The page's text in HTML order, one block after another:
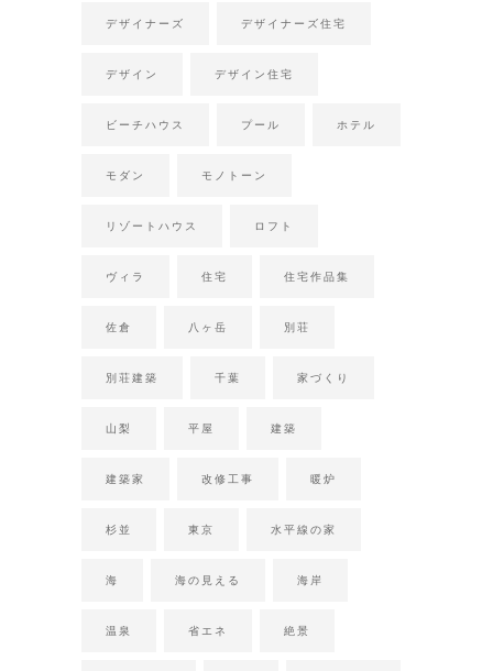
デザイナーズ デザイナーズ住宅
デザイン デザイン住宅
ビーチハウス プール ホテル
モダン モノトーン
リゾートハウス ロフト
ヴィラ 住宅 住宅作品集
佐倉 八ヶ岳 別荘
別荘建築 千葉 家づくり
山梨 平屋 建築
建築家 改修工事 暖炉
杉並 東京 水平線の家
海 海の見える 海岸
温泉 省エネ 絶景